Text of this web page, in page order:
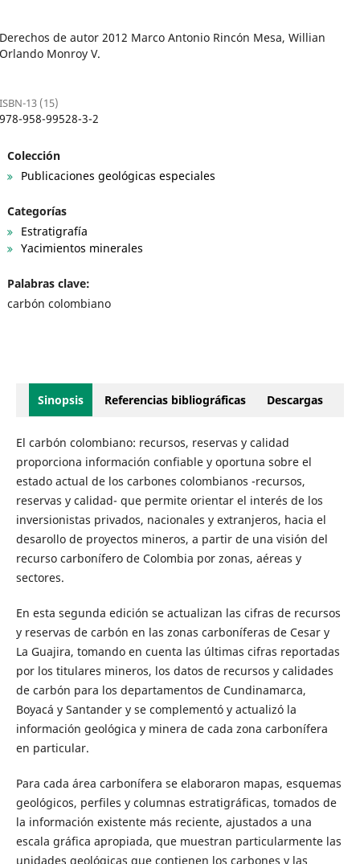
Derechos de autor 2012 Marco Antonio Rincón Mesa, Willian
Orlando Monroy V.
ISBN-13 (15)
978-958-99528-3-2
Colección
Publicaciones geológicas especiales
Categorías
Estratigrafía
Yacimientos minerales
Palabras clave:
carbón colombiano
Sinopsis Referencias bibliográficas Descargas
El carbón colombiano: recursos, reservas y calidad
proporciona información confiable y oportuna sobre el
estado actual de los carbones colombianos -recursos,
reservas y calidad- que permite orientar el interés de los
inversionistas privados, nacionales y extranjeros, hacia el
desarollo de proyectos mineros, a partir de una visión del
recurso carbonífero de Colombia por zonas, aéreas y
sectores.
En esta segunda edición se actualizan las cifras de recursos
y reservas de carbón en las zonas carboníferas de Cesar y
La Guajira, tomando en cuenta las últimas cifras reportadas
por los titulares mineros, los datos de recursos y calidades
de carbón para los departamentos de Cundinamarca,
Boyacá y Santander y se complementó y actualizó la
información geológica y minera de cada zona carbonífera
en particular.
Para cada área carbonífera se elaboraron mapas, esquemas
geológicos, perfiles y columnas estratigráficas, tomados de
la información existente más reciente, ajustados a una
escala gráfica apropiada, que muestran particularmente las
unidades geológicas que contienen los carbones y las